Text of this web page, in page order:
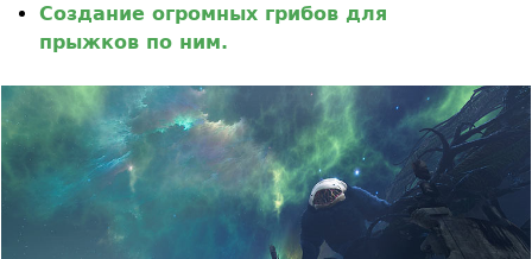
Создание огромных грибов для
прыжков по ним.